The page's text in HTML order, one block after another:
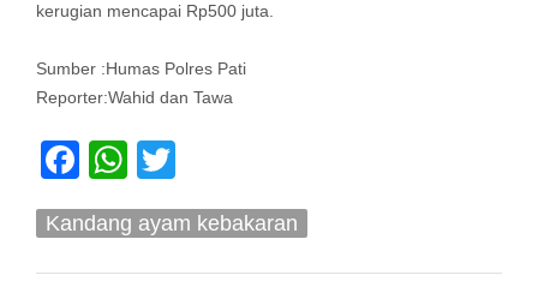
kerugian mencapai Rp500 juta.
Sumber :Humas Polres Pati
Reporter:Wahid dan Tawa
Facebook
WhatsApp
Kandang ayam kebakaran